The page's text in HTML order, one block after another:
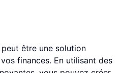
être une solution
finances. En utilisant des